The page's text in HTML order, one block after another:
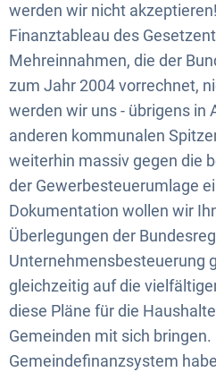
werden wir nicht
Finanztableau des
Mehreinnahmen, die der
zum Jahr 2004 vorrechnet,
werden wir uns - übrigens in
anderen kommunalen
weiterhin massiv gegen die
der Gewerbesteuerumlage
Dokumentation wollen wir
Überlegungen der
Unternehmensbesteuerung
gleichzeitig auf die
diese Pläne für die
Gemeinden mit sich
Gemeindefinanzsystem